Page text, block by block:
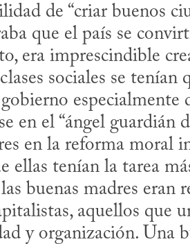
de “criar buenos
que el país se
era imprescindible
sociales se tenían
especialmente
en el “ángel guardián
en la reforma moral
ellas tenían la tarea
buenas madres eran
aquellos que
y organización. Una